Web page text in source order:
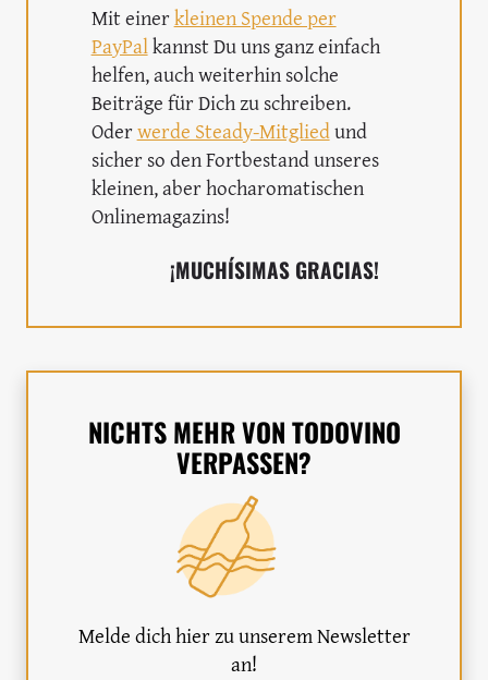
Mit einerkleinen Spende per
PayPalkannst Du uns ganz einfach
helfen, auch weiterhin solche
Beiträge für Dich zu schreiben.
Oderwerde Steady-Mitgliedund
sicher so den Fortbestand unseres
kleinen, aber hocharomatischen
Onlinemagazins!
¡MUCHÍSIMAS GRACIAS!
NICHTS MEHR VON TODOVINO
VERPASSEN?
Melde dich hier zu unserem Newsletter
an!